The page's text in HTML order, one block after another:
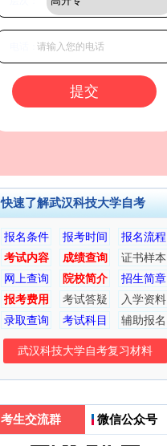
电话：
快速了解武汉科技大学自考
报名条件 报考时间
报名流程
考试内容
成绩查询
证书样本
网上查询
院校简介
招生简章
报考费用
考试答疑
入学资料
录取查询
考试科目 辅助报名
武汉科技大学自考复习材料
考生交流群 微信公众号